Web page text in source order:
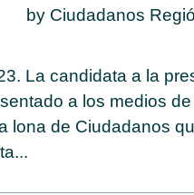
by Ciudadanos
La candidata a la
a los medios
lona de Ciudadanos